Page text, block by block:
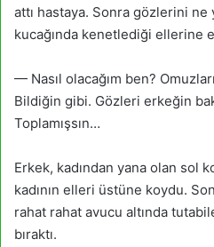
attı hastaya. Sonra gözle­rini ne
kucağında kenetlediği ellerine
— Nasıl olacağım ben?
Bildiğin gibi. Gözleri erkeğin
Toplamışsın…
Erkek, kadından yana olan sol
kadının elleri üstüne koydu.
rahat rahat avucu altında
bıraktı.